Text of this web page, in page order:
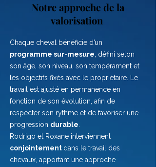
Notre approche de la
valorisation
Chaque cheval bénéficie d’un
programme sur-mesure , défini selon
son âge, son niveau, son tempérament et
les objectifs fixés avec le propriétaire. Le
travail est ajusté en permanence en
fonction de son évolution, afin de
respecter son rythme et de favoriser une
progression durable
Rodrigo et Roxane interviennent
conjointement dans le travail des
chevaux, apportant une approche